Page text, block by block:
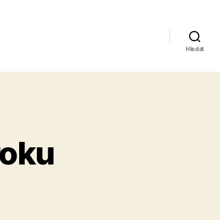
Hledat